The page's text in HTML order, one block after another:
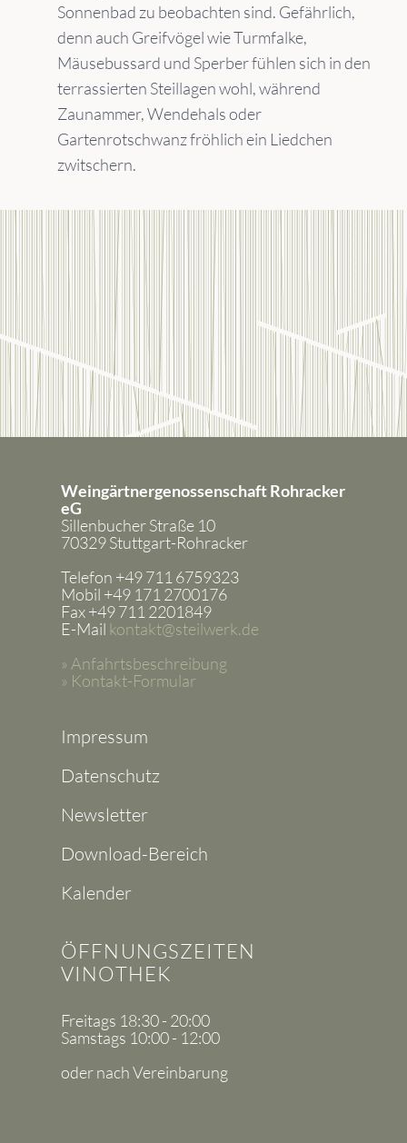
Sonnenbad zu beobachten sind. Gefährlich,
denn auch Greifvögel wie Turmfalke,
Mäusebussard und Sperber fühlen sich in den
terrassierten Steillagen wohl, während
Zaunammer, Wendehals oder
Gartenrotschwanz fröhlich ein Liedchen
zwitschern.
Weingärtnergenossenschaft Rohracker
eG
Sillenbucher Straße 10
70329 Stuttgart-Rohracker
Telefon +49 711 6759323
Mobil +49 171 2700176
Fax +49 711 2201849
E-Mail kontakt@steilwerk.de
» Anfahrtsbeschreibung
» Kontakt-Formular
Impressum
Datenschutz
Newsletter
Download-Bereich
Kalender
ÖFFNUNGSZEITEN
VINOTHEK
Freitags 18:30 - 20:00
Samstags 10:00 - 12:00
oder nach Vereinbarung